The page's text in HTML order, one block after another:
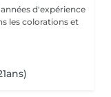
d'expérience
les colorations et